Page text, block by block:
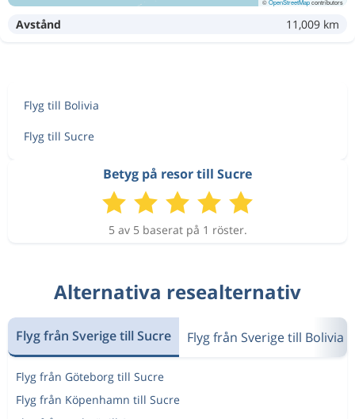
Avstånd 11,009 km
Flyg till Bolivia
Flyg till Sucre
Betyg på resor till Sucre
5 av 5 baserat på 1 röster.
Alternativa resealternativ
Flyg från Sverige till Sucre Flyg från Sverige till Bolivia
Flyg från Göteborg till Sucre
Flyg från Köpenhamn till Sucre